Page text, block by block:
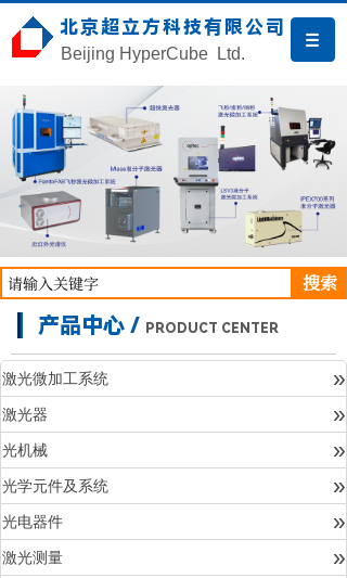
北京超立方科技有限公司
Beijing HyperCube Ltd.
搜索
产品中心 / PRODUCT CENTER
激光微加工系统 »
激光器 »
光机械 »
光学元件及系统 »
光电器件 »
激光测量 »